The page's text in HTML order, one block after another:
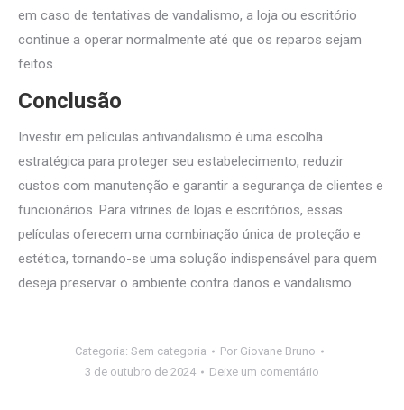
em caso de tentativas de vandalismo, a loja ou escritório
continue a operar normalmente até que os reparos sejam
feitos.
Conclusão
Investir em películas antivandalismo é uma escolha
estratégica para proteger seu estabelecimento, reduzir
custos com manutenção e garantir a segurança de clientes e
funcionários. Para vitrines de lojas e escritórios, essas
películas oferecem uma combinação única de proteção e
estética, tornando-se uma solução indispensável para quem
deseja preservar o ambiente contra danos e vandalismo.
Categoria: Sem categoria Por Giovane Bruno
3 de outubro de 2024
Deixe um comentário